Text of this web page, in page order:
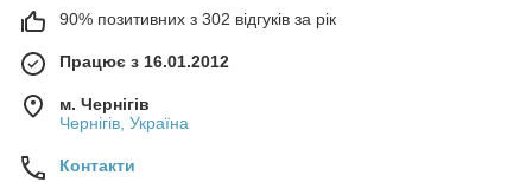
90% позитивних з 302 відгуків за рік
Працює з 16.01.2012
м. Чернігів
Чернігів, Україна
Контакти